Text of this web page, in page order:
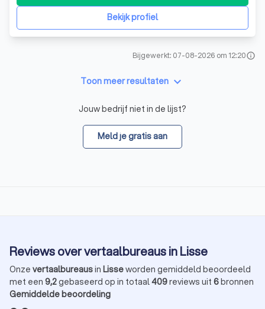
Bekijk profiel
Bijgewerkt: 07-08-2026 om 12:20info
Toon meer resultaten keyboard_arrow_down
Jouw bedrijf niet in de lijst?
Meld je gratis aan
Reviews over vertaalbureaus in Lisse
Onze vertaalbureausin Lisseworden gemiddeld beoordeeld
met een 9,2gebaseerd op in totaal409reviews uit 6bronnen
Gemiddelde beoordeling